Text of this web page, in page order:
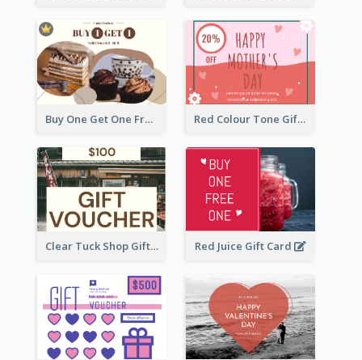
Buy One Get One Free Gift Card Red Colour Tone Gift Card With Works
Clear Tuck Shop Gift Card Red Juice Gift Card